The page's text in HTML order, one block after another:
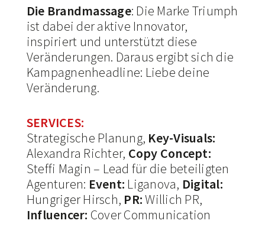
Die Brandmassage: Die Marke Triumph
ist dabei der aktive Innovator,
inspiriert und unterstützt diese
Veränderungen. Daraus ergibt sich die
Kampagnenheadline: Liebe deine
Veränderung.
SERVICES:
Strategische Planung, Key-Visuals:
Alexandra Richter, Copy Concept:
Steffi Magin – Lead für die beteiligten
Agenturen: Event: Liganova, Digital:
Hungriger Hirsch, PR:Willich PR,
Influencer: Cover Communication